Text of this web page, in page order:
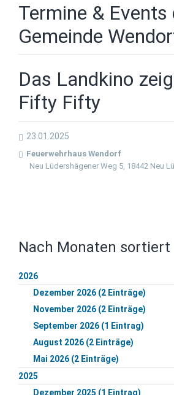
Termine & Events
Gemeinde
Das Landkino
Fifty Fifty
23.01.2025
Feuerwehrhaus Wendorf
Neu Lüdershägener Weg 5, 18442 Neu
Nach Monaten sortiert
2026
Dezember 2026 (2 Einträge)
November 2026 (2 Einträge)
September 2026 (1 Eintrag)
August 2026 (2 Einträge)
Mai 2026 (2 Einträge)
2025
Dezember 2025 (1 Eintrag)